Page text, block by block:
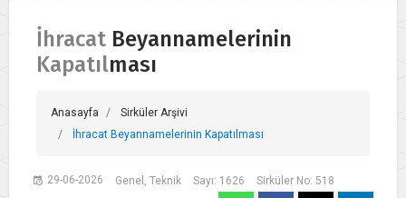
İhracat Beyannamelerinin
Kapatılması
Anasayfa
Sirküler Arşivi
İhracat Beyannamelerinin Kapatılması
29-06-2026 Genel, Teknik Sayı: 1626 Sirküler No: 518